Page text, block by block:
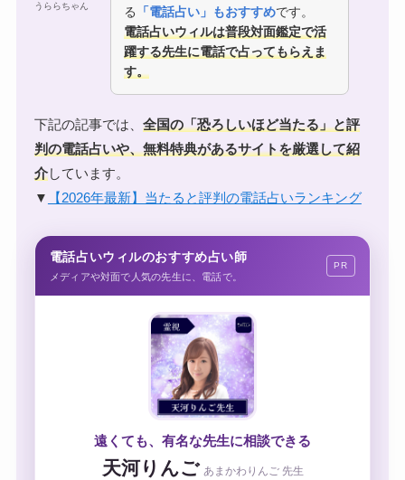
うららちゃん
る
「電話占い」もおすすめです。
電話占いウィルは普段対面鑑定で活
躍する先生に電話で占ってもらえま
す。
下記の記事では、 全国の「恐ろしいほど当たる」と評
判の電話占いや、無料特典があるサイトを厳選して紹
介しています。
▼
【2026年最新】当たると評判の電話占いランキング
電話占いウィルのおすすめ占い師
メディアや対面で人気の先生に、電話で。
PR
遠くても、有名な先生に相談できる
天河りんご あまかわりんご 先生